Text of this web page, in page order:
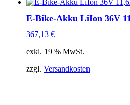
E-Bike-Akku LiIon 36V
367,13 €
exkl. 19 % MwSt.
zzgl. Versandkosten